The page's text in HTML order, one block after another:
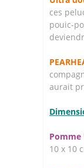
ces
pouic-
aurait
Pomme
10 x 10